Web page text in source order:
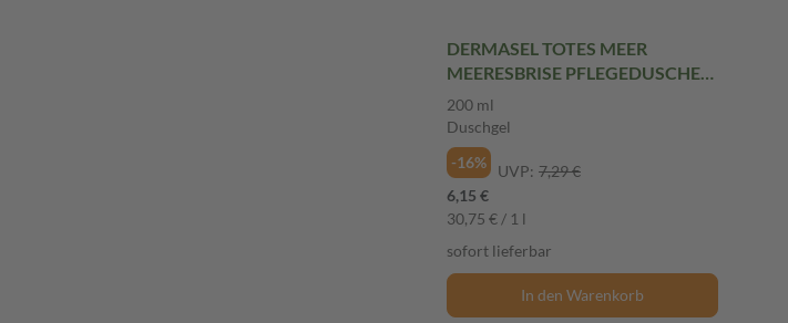
DERMASEL TOTES MEER
MEERESBRISE PFLEGEDUSCHE
200 ml Duschgel
200 ml
Duschgel
-16%
UVP: 7,29 €
6,15 €
30,75 € / 1 l
sofort lieferbar
In den Warenkorb